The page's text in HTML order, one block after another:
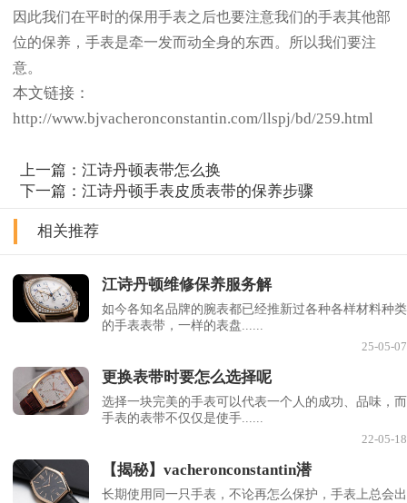
因此我们在平时的保用手表之后也要注意我们的手表其他部
位的保养，手表是牵一发而动全身的东西。所以我们要注
意。
本文链接：
http://www.bjvacheronconstantin.com/llspj/bd/259.html
上一篇：江诗丹顿表带怎么换
下一篇：江诗丹顿手表皮质表带的保养步骤
相关推荐
江诗丹顿维修保养服务解
如今各知名品牌的腕表都已经推新过各种各样材料种类
的手表表带，一样的表盘......
25-05-07
更换表带时要怎么选择呢
选择一块完美的手表可以代表一个人的成功、品味，而
手表的表带不仅仅是使手......
22-05-18
【揭秘】vacheronconstantin潜
长期使用同一只手表，不论再怎么保护，手表上总会出